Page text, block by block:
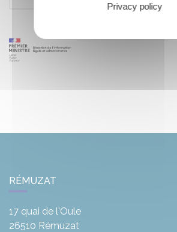
RÉMUZAT
17 quai de l'Oule
26510 Rémuzat
Privacy policy